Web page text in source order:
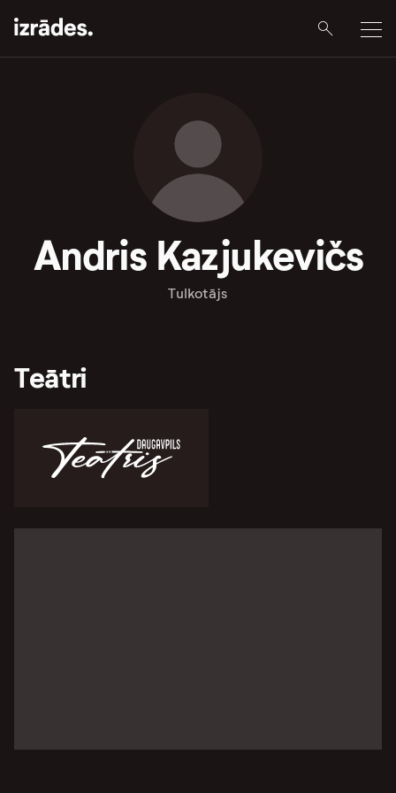
Andris Kazjukevičs
Tulkotājs
Teātri